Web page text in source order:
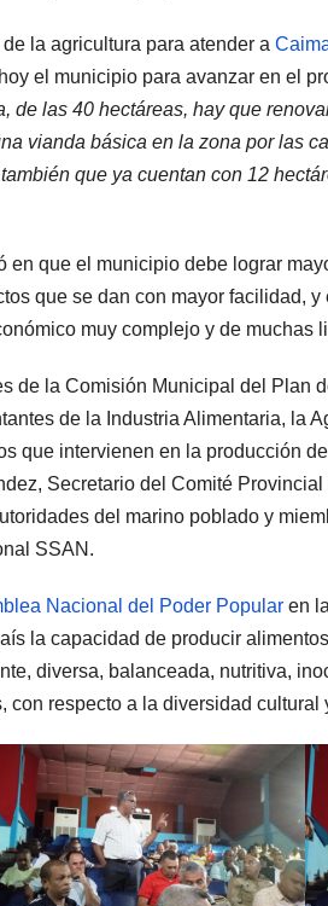
la agricultura para atender a
el municipio para avanzar en el
de las 40 hectáreas, hay que
vianda básica en la zona por las
que ya cuentan con 12
en que el municipio debe lograr
que se dan con mayor facilidad,
muy complejo y de muchas
de la Comisión Municipal del Plan
de la Industria Alimentaria, la
que intervienen en la producción
Secretario del Comité
del marino poblado y
SSAN.
Nacional del Poder Popular en
la capacidad de producir
diversa, balanceada, nutritiva,
respecto a la diversidad